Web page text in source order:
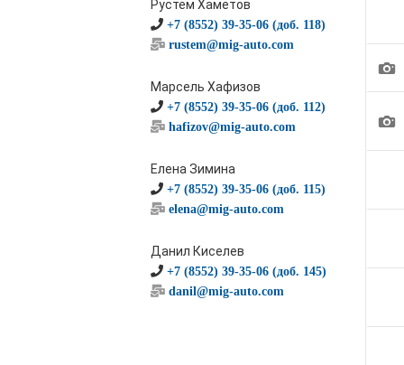
Рустем Хаметов
+7 (8552) 39-35-06 (доб. 118)
rustem@mig-auto.com
Марсель Хафизов
+7 (8552) 39-35-06 (доб. 112)
hafizov@mig-auto.com
Елена Зимина
+7 (8552) 39-35-06 (доб. 115)
elena@mig-auto.com
Данил Киселев
+7 (8552) 39-35-06 (доб. 145)
danil@mig-auto.com
1
1